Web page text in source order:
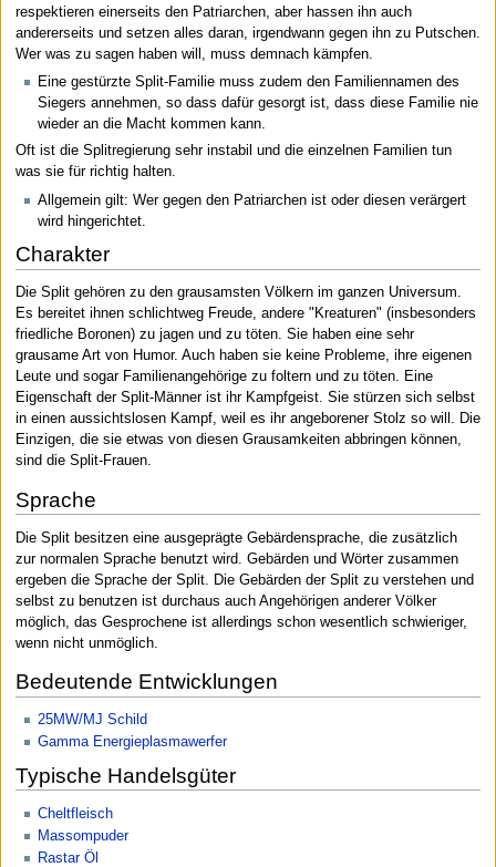
respektieren einerseits den Patriarchen, aber hassen ihn auch
andererseits und setzen alles daran, irgendwann gegen ihn zu Putschen.
Wer was zu sagen haben will, muss demnach kämpfen.
Eine gestürzte Split-Familie muss zudem den Familiennamen des
Siegers annehmen, so dass dafür gesorgt ist, dass diese Familie nie
wieder an die Macht kommen kann.
Oft ist die Splitregierung sehr instabil und die einzelnen Familien tun
was sie für richtig halten.
Allgemein gilt: Wer gegen den Patriarchen ist oder diesen verärgert
wird hingerichtet.
Charakter
Die Split gehören zu den grausamsten Völkern im ganzen Universum.
Es bereitet ihnen schlichtweg Freude, andere "Kreaturen" (insbesonders
friedliche Boronen) zu jagen und zu töten. Sie haben eine sehr
grausame Art von Humor. Auch haben sie keine Probleme, ihre eigenen
Leute und sogar Familienangehörige zu foltern und zu töten. Eine
Eigenschaft der Split-Männer ist ihr Kampfgeist. Sie stürzen sich selbst
in einen aussichtslosen Kampf, weil es ihr angeborener Stolz so will. Die
Einzigen, die sie etwas von diesen Grausamkeiten abbringen können,
sind die Split-Frauen.
Sprache
Die Split besitzen eine ausgeprägte Gebärdensprache, die zusätzlich
zur normalen Sprache benutzt wird. Gebärden und Wörter zusammen
ergeben die Sprache der Split. Die Gebärden der Split zu verstehen und
selbst zu benutzen ist durchaus auch Angehörigen anderer Völker
möglich, das Gesprochene ist allerdings schon wesentlich schwieriger,
wenn nicht unmöglich.
Bedeutende Entwicklungen
25MW/MJ Schild
Gamma Energieplasmawerfer
Typische Handelsgüter
Cheltfleisch
Massompuder
Rastar Öl